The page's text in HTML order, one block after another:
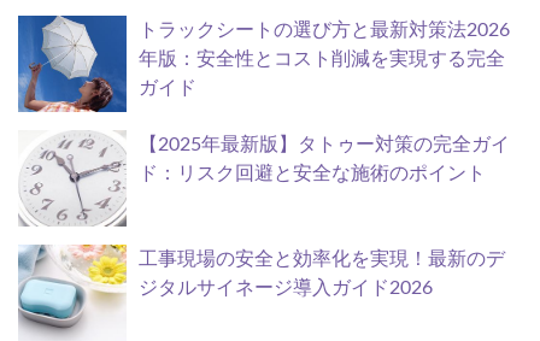
トラックシートの選び方と最新対策法2026
年版：安全性とコスト削減を実現する完全
ガイド
【2025年最新版】タトゥー対策の完全ガイ
ド：リスク回避と安全な施術のポイント
工事現場の安全と効率化を実現！最新のデ
ジタルサイネージ導入ガイド2026